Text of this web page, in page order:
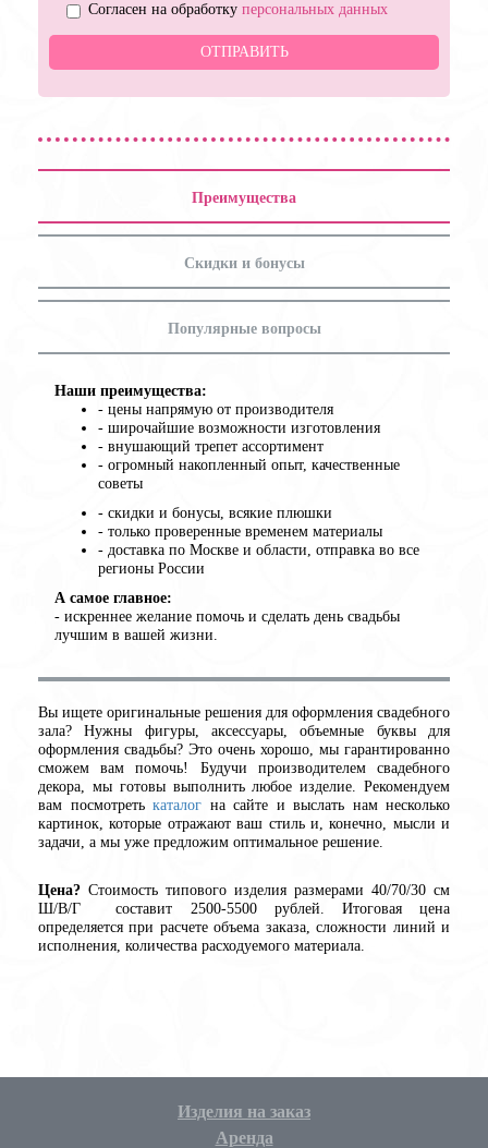
Согласен на обработку персональных данных
Преимущества
Скидки и бонусы
Популярные вопросы
Наши преимущества:
- цены напрямую от производителя
- широчайшие возможности изготовления
- внушающий трепет ассортимент
- огромный накопленный опыт, качественные
советы
- cкидки и бонусы, всякие плюшки
- только проверенные временем материалы
- доставка по Москве и области, отправка во все
регионы России
А самое главное:
- искреннее желание помочь и сделать день свадьбы
лучшим в вашей жизни.
Вы ищете оригинальные решения для оформления свадебного
зала? Нужны фигуры, аксессуары, объемные буквы для
оформления свадьбы? Это очень хорошо, мы гарантированно
сможем вам помочь! Будучи производителем свадебного
декора, мы готовы выполнить любое изделие. Рекомендуем
вам посмотреть каталог на сайте и выслать нам несколько
картинок, которые отражают ваш стиль и, конечно, мысли и
задачи, а мы уже предложим оптимальное решение.
Цена? Стоимость типового изделия размерами 40/70/30 см
Ш/В/Г составит 2500-5500 рублей. Итоговая цена
определяется при расчете объема заказа, сложности линий и
исполнения, количества расходуемого материала.
Изделия на заказ
Аренда